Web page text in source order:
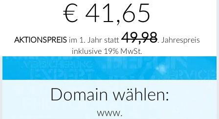
€ 41,65
AKTIONSPREIS im 1. Jahr statt 49,98. Jahrespreis
inklusive 19% MwSt.
Domain wählen:
www.